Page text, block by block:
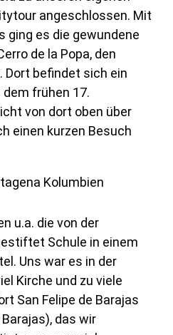
angeschlossen. Mit
ging es die gewundene
de la Popa, den
Dort befindet sich ein
frühen 17.
von dort oben über
einen kurzen Besuch
u.a. die von der
Schule in einem
Uns war es in der
Kirche und zu viele
San Felipe de Barajas
das wir